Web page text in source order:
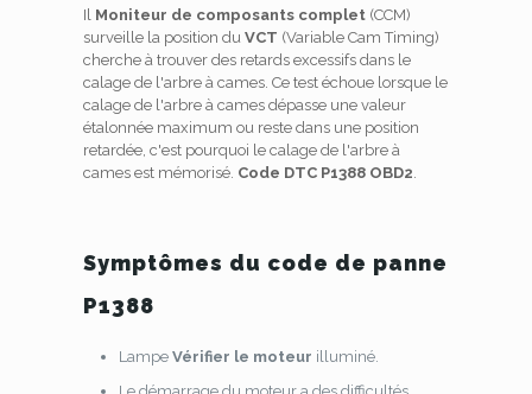
Il Moniteur de composants complet(CCM)
surveille la position du VCT (Variable Cam Timing)
cherche à trouver des retards excessifs dans le
calage de l'arbre à cames. Ce test échoue lorsque le
calage de l'arbre à cames dépasse une valeur
étalonnée maximum ou reste dans une position
retardée, c'est pourquoi le calage de l'arbre à
cames est mémorisé. Code DTC P1388 OBD2.
Symptômes du code de panne
P1388
Lampe Vérifier le moteur illuminé.